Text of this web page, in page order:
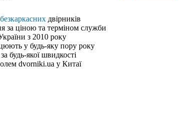
безкаркасних двірників
за ціною та терміном служби
з 2010 року
у будь-яку пору року
будь-якої швидкості
dvorniki.ua у Китаї